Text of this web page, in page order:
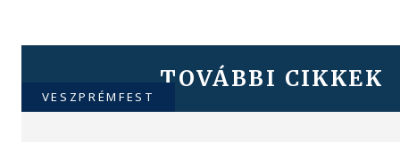
TOVÁBBI CIKKEK
VESZPRÉMFEST